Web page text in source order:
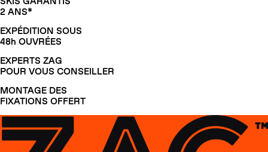
2 ANS*
EXPÉDITION SOUS
48h OUVRÉES
EXPERTS ZAG
POUR VOUS CONSEILLER
MONTAGE DES
FIXATIONS OFFERT